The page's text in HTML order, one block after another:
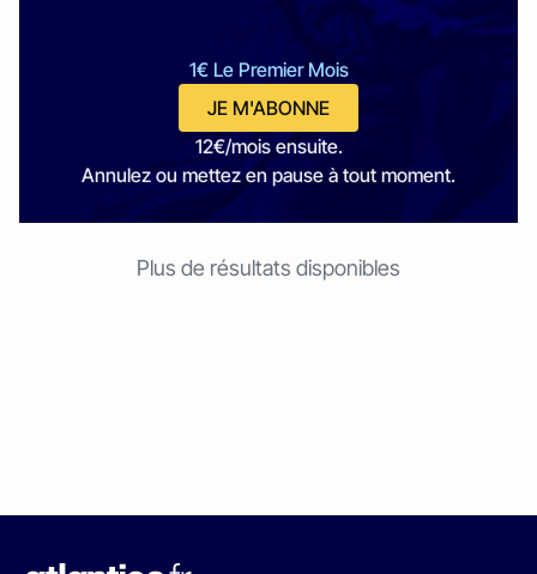
1€ Le Premier Mois
JE M'ABONNE
12€/mois ensuite.
Annulez ou mettez en pause à tout moment.
Plus de résultats disponibles